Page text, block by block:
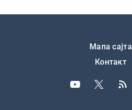
Мапа сајта
Контакт